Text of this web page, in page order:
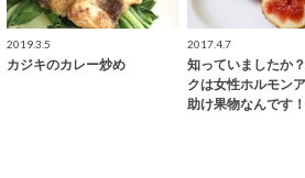
2019.3.5
カジキのカレー炒め
2017.4.7
知っていましたか
クは女性ホルモン
助け果物なんです！